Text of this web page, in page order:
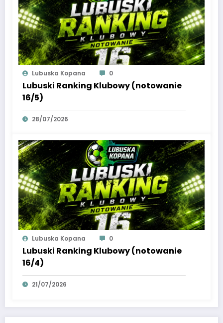
Lubuska Kopana 0
Lubuski Ranking Klubowy (notowanie
16/5)
28/07/2026
Lubuska Kopana 0
Lubuski Ranking Klubowy (notowanie
16/4)
21/07/2026